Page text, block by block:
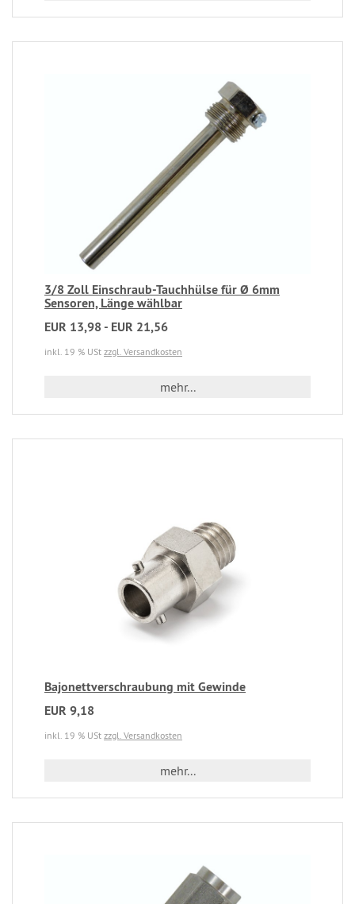
3/8 Zoll Einschraub-Tauchhülse für Ø 6mm
Sensoren, Länge wählbar
EUR 13,98 - EUR 21,56
inkl. 19 % USt zzgl. Versandkosten
mehr...
Bajonettverschraubung mit Gewinde
EUR 9,18
inkl. 19 % USt zzgl. Versandkosten
mehr...